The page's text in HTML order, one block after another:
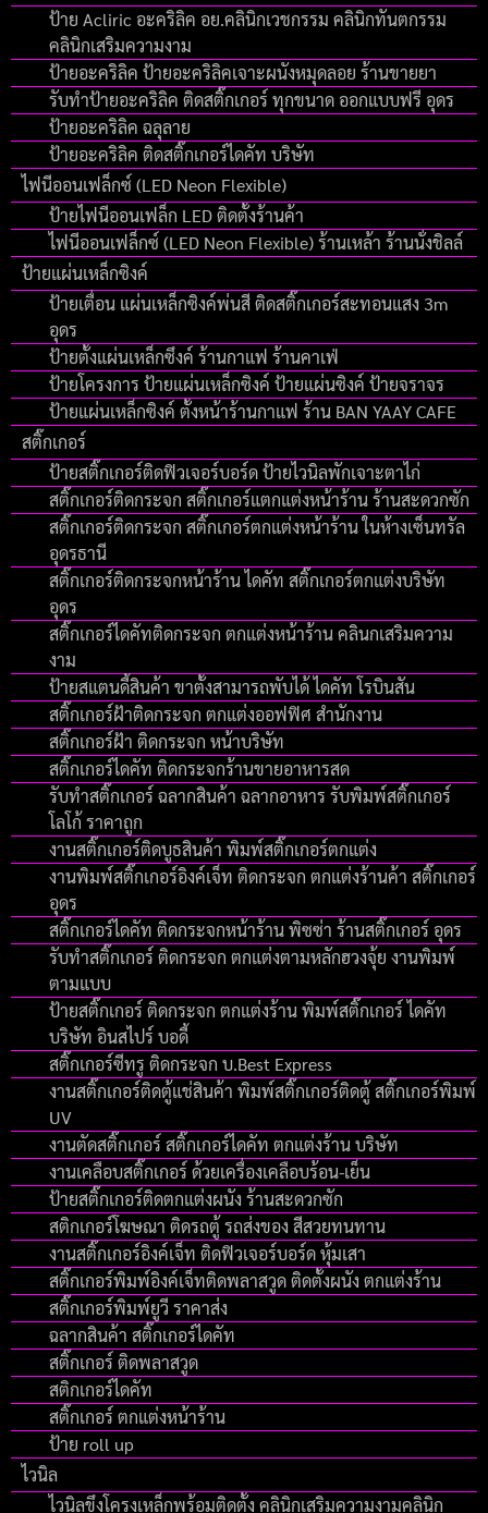
ป้าย Acliric อะคริลิค อย.คลินิกเวชกรรม คลินิกทันตกรรม
คลินิกเสริมความงาม
ป้ายอะคริลิค ป้ายอะคริลิคเจาะผนังหมุดลอย ร้านขายยา
รับทำป้ายอะคริลิค ติดสติ๊กเกอร์ ทุกขนาด ออกแบบฟรี อุดร
ป้ายอะคริลิค ฉลุลาย
ป้ายอะคริลิค ติดสติ๊กเกอร์ไดคัท บริษัท
ไฟนีออนเฟล็กซ์ (LED Neon Flexible)
ป้ายไฟนีออนเฟล็ก LED ติดตั้งร้านค้า
ไฟนีออนเฟล็กซ์ (LED Neon Flexible) ร้านเหล้า ร้านนั่งชิลล์
ป้ายแผ่นเหล็กซิงค์
ป้ายเตื่อน แผ่นเหล็กซิงค์พ่นสี ติดสติ๊กเกอร์สะทอนแสง 3m
อุดร
ป้ายตั้งแผ่นเหล็กซึงค์ ร้านกาแฟ ร้านคาเฟ่
ป้ายโครงการ ป้ายแผ่นเหล็กซิงค์ ป้ายแผ่นซิงค์ ป้ายจราจร
ป้ายแผ่นเหล็กซิงค์ ตั้งหน้าร้านกาแฟ ร้าน BAN YAAY CAFE
สติ๊กเกอร์
ป้ายสติ๊กเกอร์ติดฟิวเจอร์บอร์ด ป้ายไวนิลพักเจาะตาไก่
สติ๊กเกอร์ติดกระจก สติ๊กเกอร์แตกแต่งหน้าร้าน ร้านสะดวกซัก
สติ๊กเกอร์ติดกระจก สติ๊กเกอร์ตกแต่งหน้าร้าน ในห้างเซ็นทรัล
อุดรธานี
สติ๊กเกอร์ติดกระจกหน้าร้าน ไดคัท สติ๊กเกอร์ตกแต่งบริษัท
อุดร
สติ๊กเกอร์ไดคัทติดกระจก ตกแต่งหน้าร้าน คลินกเสริมความ
งาม
ป้ายสแตนดี้สินค้า ขาตั้งสามารถพับได้ ไดคัท โรบินสัน
สติ๊กเกอร์ฝ้าติดกระจก ตกแต่งออฟฟิศ สำนักงาน
สติ๊กเกอร์ฝ้า ติดกระจก หน้าบริษัท
สติ๊กเกอร์ไดคัท ติดกระจกร้านขายอาหารสด
รับทําสติ๊กเกอร์ ฉลากสินค้า ฉลากอาหาร รับพิมพ์สติ๊กเกอร์
โลโก้ ราคาถูก
งานสติ๊กเกอร์ติดบูธสินค้า พิมพ์สติ๊กเกอร์ตกแต่ง
งานพิมพ์สติ๊กเกอร์อิงค์เจ็ท ติดกระจก ตกแต่งร้านค้า สติ๊กเกอร์
อุดร
สติ๊กเกอร์ไดคัท ติดกระจกหน้าร้าน พิซซ่า ร้านสติ๊กเกอร์ อุดร
รับทำสติ๊กเกอร์ ติดกระจก ตกแต่งตามหลักฮวงจุ้ย งานพิมพ์
ตามแบบ
ป้ายสติ๊กเกอร์ ติดกระจก ตกแต่งร้าน พิมพ์สติ๊กเกอร์ ไดคัท
บริษัท อินสไปร์ บอดี้
สติ๊กเกอร์ซีทรู ติดกระจก บ.Best Express
งานสติ๊กเกอร์ติดตู้แช่สินค้า พิมพ์สติ๊กเกอร์ติดตู้ สติ๊กเกอร์พิมพ์
UV
งานตัดสติ๊กเกอร์ สติ๊กเกอร์ไดคัท ตกแต่งร้าน บริษัท
งานเคลือบสติ๊กเกอร์ ด้วยเครื่องเคลือบร้อน-เย็น
ป้ายสติ๊กเกอร์ติดตกแต่งผนัง ร้านสะดวกซัก
สติกเกอร์โฆษณา ติดรถตู้ รถส่งของ สีสวยทนทาน
งานสติ๊กเกอร์อิงค์เจ็ท ติดฟิวเจอร์บอร์ด หุ้มเสา
สติ๊กเกอร์พิมพ์อิงค์เจ็ทติดพลาสวูด ติดตั้งผนัง ตกแต่งร้าน
สติ๊กเกอร์พิมพ์ยูวี ราคาส่ง
ฉลากสินค้า สติ๊กเกอร์ไดคัท
สติ๊กเกอร์ ติดพลาสวูด
สติกเกอร์ไดคัท
สติ๊กเกอร์ ตกแต่งหน้าร้าน
ป้าย roll up
ไวนิล
ไวนิลขึงโครงเหล็กพร้อมติดตั้ง คลินิกเสริมความงามคลินิก